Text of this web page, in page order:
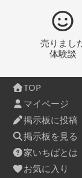
売りまし
体験談
TOP
マイページ
掲示板に投稿
掲示板を見る
家いちばとは
お気に入り